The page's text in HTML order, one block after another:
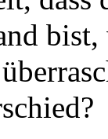
bist,